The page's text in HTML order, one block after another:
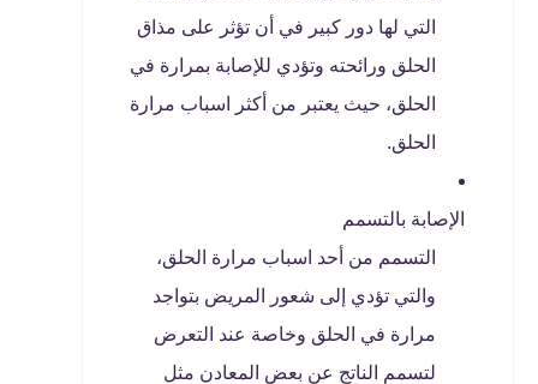
التي لها دور كبير في أن تؤثر على مذاق
الحلق ورائحته وتؤدي للإصابة بمرارة في
الحلق، حيث يعتبر من أكثر اسباب مرارة
الحلق.
الإصابة بالتسمم
التسمم من أحد اسباب مرارة الحلق،
والتي تؤدي إلى شعور المريض بتواجد
مرارة في الحلق وخاصة عند التعرض
لتسمم الناتج عن بعض المعادن مثل